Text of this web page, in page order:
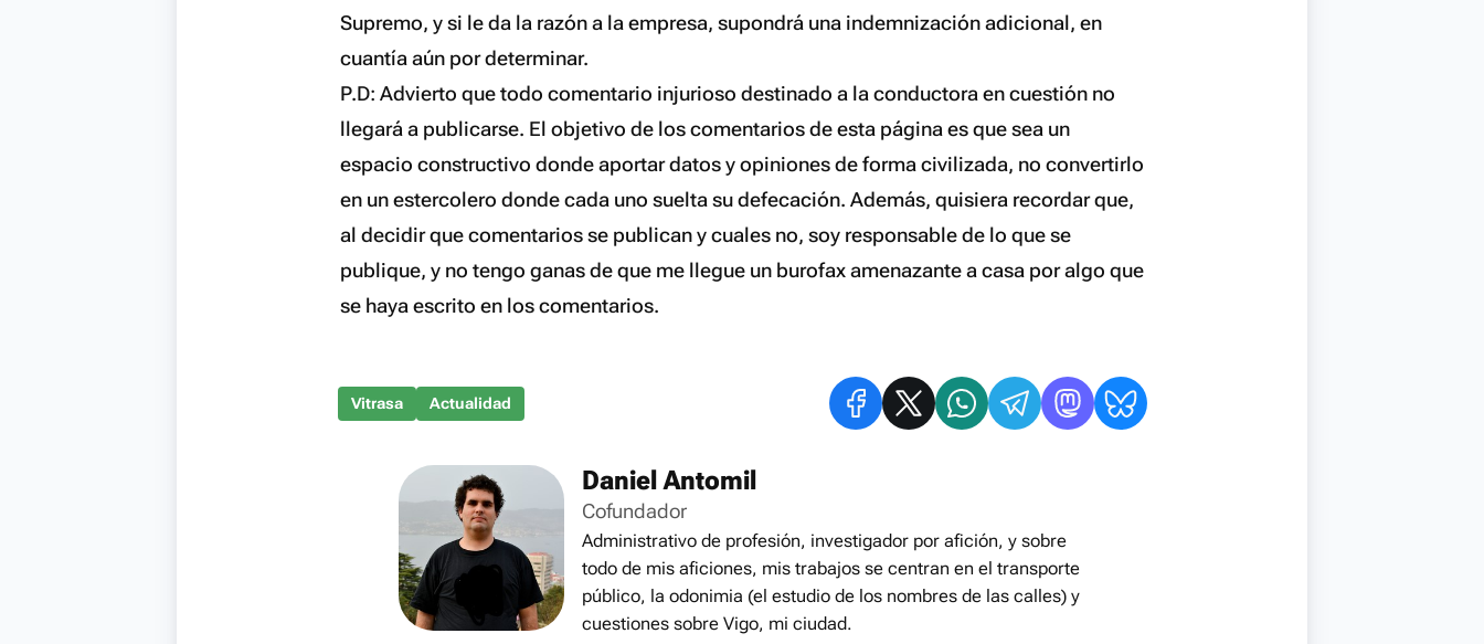
Supremo, y si le da la razón a la empresa, supondrá una indemnización adicional, en
cuantía aún por determinar.
P.D: Advierto que todo comentario injurioso destinado a la conductora en cuestión no
llegará a publicarse. El objetivo de los comentarios de esta página es que sea un
espacio constructivo donde aportar datos y opiniones de forma civilizada, no convertirlo
en un estercolero donde cada uno suelta su defecación. Además, quisiera recordar que,
al decidir que comentarios se publican y cuales no, soy responsable de lo que se
publique, y no tengo ganas de que me llegue un burofax amenazante a casa por algo que
se haya escrito en los comentarios.
Vitrasa Actualidad
Daniel Antomil
Cofundador
Administrativo de profesión, investigador por afición, y sobre
todo de mis aficiones, mis trabajos se centran en el transporte
público, la odonimia (el estudio de los nombres de las calles) y
cuestiones sobre Vigo, mi ciudad.